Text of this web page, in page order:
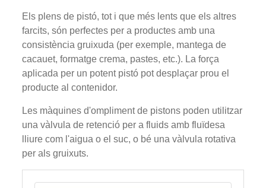
Els plens de pistó, tot i que més lents que els altres
farcits, són perfectes per a productes amb una
consistència gruixuda (per exemple, mantega de
cacauet, formatge crema, pastes, etc.). La força
aplicada per un potent pistó pot desplaçar prou el
producte al contenidor.
Les màquines d'ompliment de pistons poden utilitzar
una vàlvula de retenció per a fluids amb fluïdesa
lliure com l'aigua o el suc, o bé una vàlvula rotativa
per als gruixuts.